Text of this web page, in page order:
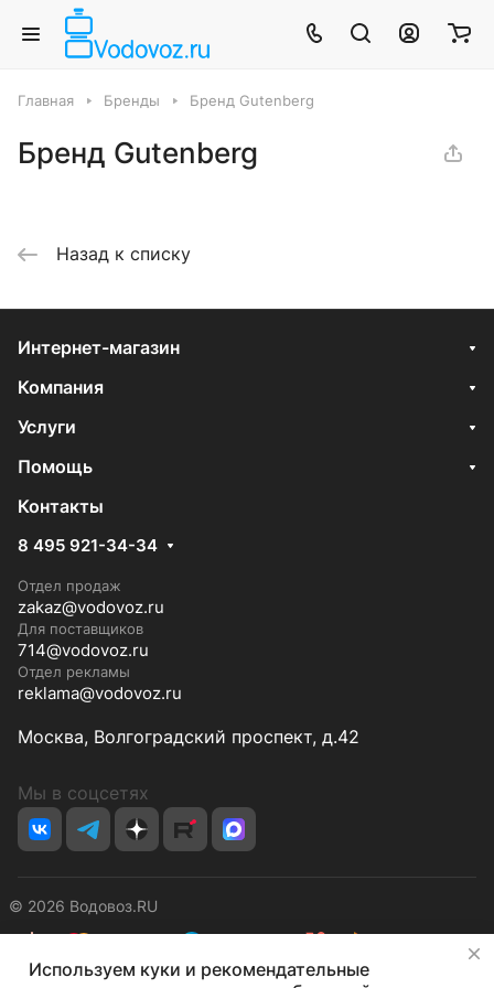
Главная Бренды Бренд Gutenberg
Бренд Gutenberg
Назад к списку
Интернет-магазин
Компания
Услуги
Помощь
Контакты
8 495 921-34-34
Отдел продаж
zakaz@vodovoz.ru
Для поставщиков
714@vodovoz.ru
Отдел рекламы
reklama@vodovoz.ru
Москва, Волгоградский проспект, д.42
Мы в соцсетях
© 2026 Водовоз.RU
КонфиденциальностьОферта
Используем куки и рекомендательные